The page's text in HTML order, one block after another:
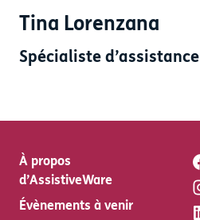
Tina Lorenzana
Spécialiste d’assistance
À propos
d’AssistiveWare
Évènements à venir